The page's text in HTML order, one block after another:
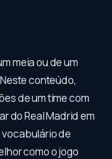
meia ou de um
conteúdo,
de um time com
do Real Madrid em
de
como o jogo